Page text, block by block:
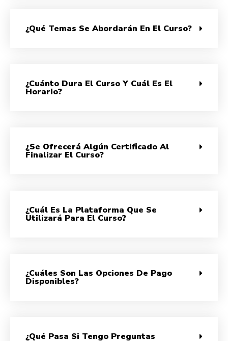
¿Qué Temas Se Abordarán En El Curso?
¿Cuánto Dura El Curso Y Cuál Es El
Horario?
¿Se Ofrecerá Algún Certificado Al
Finalizar El Curso?
¿Cuál Es La Plataforma Que Se
Utilizará Para El Curso?
¿Cuáles Son Las Opciones De Pago
Disponibles?
¿Qué Pasa Si Tengo Preguntas